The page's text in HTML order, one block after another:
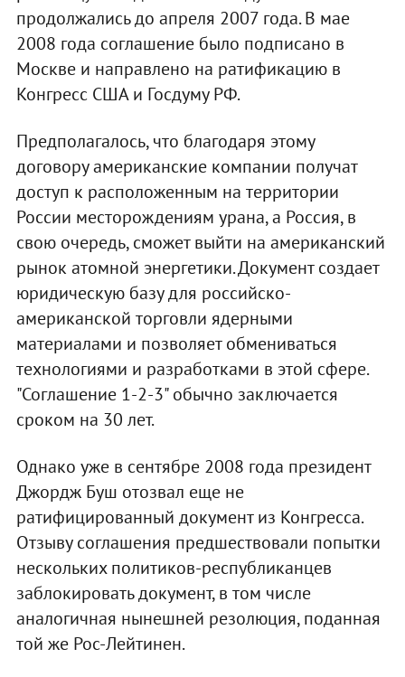
продолжались до апреля 2007 года. В мае
2008 года соглашение было подписано в
Москве и направлено на ратификацию в
Конгресс США и Госдуму РФ.
Предполагалось, что благодаря этому
договору американские компании получат
доступ к расположенным на территории
России месторождениям урана, а Россия, в
свою очередь, сможет выйти на американский
рынок атомной энергетики. Документ создает
юридическую базу для российско-
американской торговли ядерными
материалами и позволяет обмениваться
технологиями и разработками в этой сфере.
"Соглашение 1-2-3" обычно заключается
сроком на 30 лет.
Однако уже в сентябре 2008 года президент
Джордж Буш отозвал еще не
ратифицированный документ из Конгресса.
Отзыву соглашения предшествовали попытки
нескольких политиков-республиканцев
заблокировать документ, в том числе
аналогичная нынешней резолюция, поданная
той же Рос-Лейтинен.